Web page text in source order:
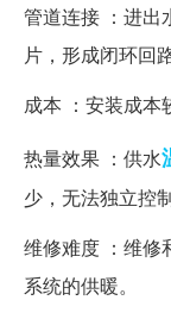
管道连接 ：进出
片，形成闭环回路
成本 ：安装成本
热量效果 ：供水
少，无法独立控
维修难度 ：维修
系统的供暖。